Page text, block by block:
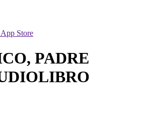
Store
PADRE